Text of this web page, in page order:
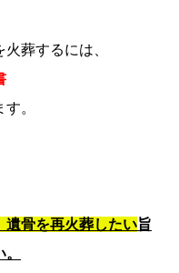
火葬するには、
。
遺骨を再火葬したい旨